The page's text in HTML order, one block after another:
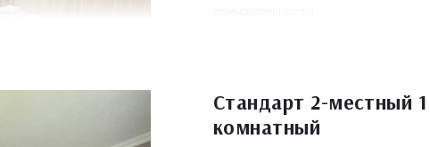
Дополнительное место:
Стандарт 2-местный 1
комнатный